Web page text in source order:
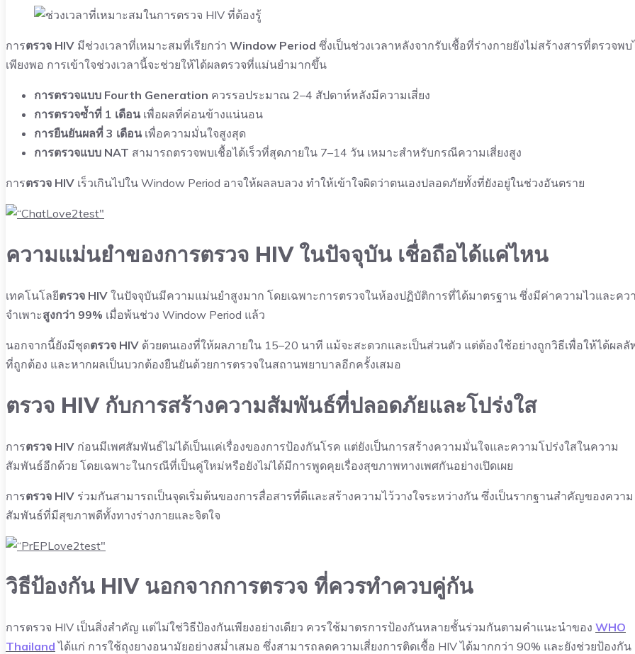
การตรวจ HIV มีช่วงเวลาที่เหมาะสมที่เรียกว่า Window Period ซึ่งเป็นช่วงเวลาหลังจากรับเชื้อที่ร่างกายยังไม่สร้างสารที่ตรวจพบ
เพียงพอ การเข้าใจช่วงเวลานี้จะช่วยให้ได้ผลตรวจที่แม่นยำมากขึ้น
การตรวจแบบ Fourth Generation ควรรอประมาณ 2–4 สัปดาห์หลังมีความเสี่ยง
การตรวจซ้ำที่ 1 เดือนเพื่อผลที่ค่อนข้างแน่นอน
การยืนยันผลที่ 3 เดือนเพื่อความมั่นใจสูงสุด
การตรวจแบบ NAT สามารถตรวจพบเชื้อได้เร็วที่สุดภายใน 7–14 วัน เหมาะสำหรับกรณีความเสี่ยงสูง
การตรวจ HIV เร็วเกินไปใน Window Period อาจให้ผลลบลวง ทำให้เข้าใจผิดว่าตนเองปลอดภัยทั้งที่ยังอยู่ในช่วงอันตราย
ความแม่นยำของการตรวจ HIV ในปัจจุบัน เชื่อถือได้แค่ไหน
เทคโนโลยีตรวจ HIV ในปัจจุบันมีความแม่นยำสูงมาก โดยเฉพาะการตรวจในห้องปฏิบัติการที่ได้มาตรฐาน ซึ่งมีค่าความไวและคว
จำเพาะสูงกว่า 99% เมื่อพ้นช่วง Window Period แล้ว
นอกจากนี้ยังมีชุดตรวจ HIV ด้วยตนเองที่ให้ผลภายใน 15–20 นาที แม้จะสะดวกและเป็นส่วนตัว แต่ต้องใช้อย่างถูกวิธีเพื่อให้ได้ผลลั
ที่ถูกต้อง และหากผลเป็นบวกต้องยืนยันด้วยการตรวจในสถานพยาบาลอีกครั้งเสมอ
ตรวจ HIV กับการสร้างความสัมพันธ์ที่ปลอดภัยและโปร่งใส
การตรวจ HIV ก่อนมีเพศสัมพันธ์ไม่ได้เป็นแค่เรื่องของการป้องกันโรค แต่ยังเป็นการสร้างความมั่นใจและความโปร่งใสในความ
สัมพันธ์อีกด้วย โดยเฉพาะในกรณีที่เป็นคู่ใหม่หรือยังไม่ได้มีการพูดคุยเรื่องสุขภาพทางเพศกันอย่างเปิดเผย
การตรวจ HIV ร่วมกันสามารถเป็นจุดเริ่มต้นของการสื่อสารที่ดีและสร้างความไว้วางใจระหว่างกัน ซึ่งเป็นรากฐานสำคัญของความ
สัมพันธ์ที่มีสุขภาพดีทั้งทางร่างกายและจิตใจ
วิธีป้องกัน HIV นอกจากการตรวจ ที่ควรทำควบคู่กัน
การตรวจ HIV เป็นสิ่งสำคัญ แต่ไม่ใช่วิธีป้องกันเพียงอย่างเดียว ควรใช้มาตรการป้องกันหลายชั้นร่วมกันตามคำแนะนำของ WHO
Thailand ได้แก่ การใช้ถุงยางอนามัยอย่างสม่ำเสมอ ซึ่งสามารถลดความเสี่ยงการติดเชื้อ HIV ได้มากกว่า 90% และยังช่วยป้องกัน